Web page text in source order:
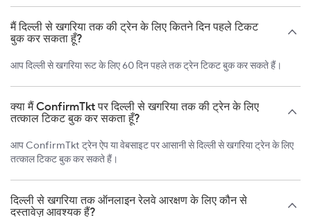
मैं दिल्ली से खगरिया तक की ट्रेन के लिए कितने दिन पहले टिकट
बुक कर सकता हूँ?
आप दिल्ली से खगरिया रूट के लिए 60 दिन पहले तक ट्रेन टिकट बुक कर सकते हैं।
क्या मैं ConfirmTkt पर दिल्ली से खगरिया तक की ट्रेन के लिए
तत्काल टिकट बुक कर सकता हूँ?
आप ConfirmTkt ट्रेन ऐप या वेबसाइट पर आसानी से दिल्ली से खगरिया ट्रेन के लिए
तत्काल टिकट बुक कर सकते हैं।
दिल्ली से खगरिया तक ऑनलाइन रेलवे आरक्षण के लिए कौन से
दस्तावेज़ आवश्यक हैं?